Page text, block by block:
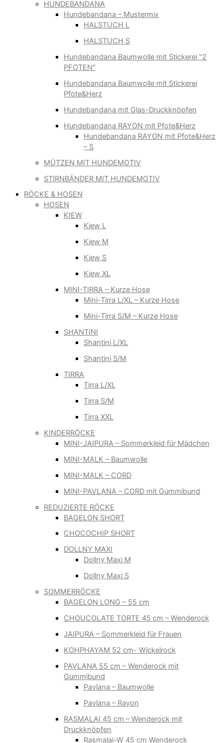
HUNDEBANDANA
Hundebandana – Mustermix
HALSTUCH L
HALSTUCH S
Hundebandana Baumwolle mit Stickerei "2
PFOTEN"
Hundebandana Baumwolle mit Stickerei
Pfote&Herz
Hundebandana mit Glas-Druckknöpfen
Hundebandana RAYON mit Pfote&Herz
Hundebandana RAYON mit Pfote&Herz
– S
MÜTZEN MIT HUNDEMOTIV
STIRNBÄNDER MIT HUNDEMOTIV
RÖCKE & HOSEN
HOSEN
KIEW
Kiew L
Kiew M
Kiew S
Kiew XL
MINI-TIRRA – Kurze Hose
Mini-Tirra L/XL – Kurze Hose
Mini-Tirra S/M – Kurze Hose
SHANTINI
Shantini L/XL
Shantini S/M
TIRRA
Tirra L/XL
Tirra S/M
Tirra XXL
KINDERRÖCKE
MINI-JAIPURA – Sommerkleid für Mädchen
MINI-MALK – Baumwolle
MINI-MALK – CORD
MINI-PAVLANA – CORD mit Gummibund
REDUZIERTE RÖCKE
BAGELON SHORT
CHOCOCHIP SHORT
DOLLNY MAXI
Dollny Maxi M
Dollny Maxi S
SOMMERRÖCKE
BAGELON LONG – 55 cm
CHOUCOLATE TORTE 45 cm – Wenderock
JAIPURA – Sommerkleid für Frauen
KOHPHAYAM 52 cm- Wickelrock
PAVLANA 55 cm – Wenderock mit
Gummibund
Pavlana – Baumwolle
Pavlana – Rayon
RASMALAI 45 cm – Wenderock mit
Druckknöpfen
Rasmalai-W 45 cm Wenderock